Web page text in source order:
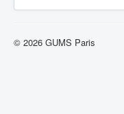
© 2026 GUMS Paris